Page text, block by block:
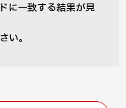
に一致する結果が見
い。